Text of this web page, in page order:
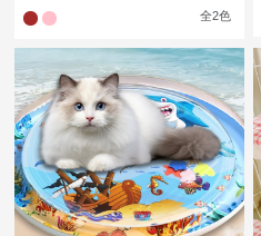
全2色